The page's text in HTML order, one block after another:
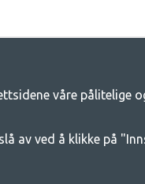
campingutstyret i hver
våre pålitelige
av ved å klikke på